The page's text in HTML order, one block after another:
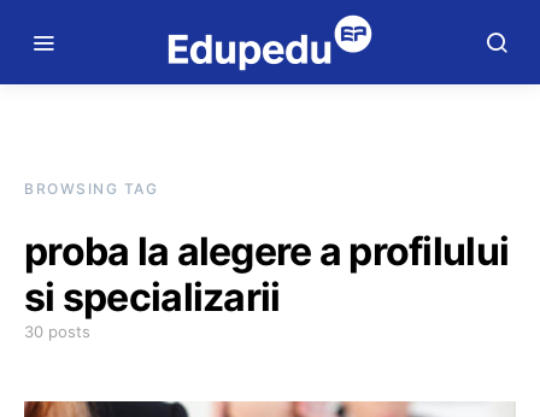
BROWSING TAG
proba la alegere a profilului
si specializarii
30 posts